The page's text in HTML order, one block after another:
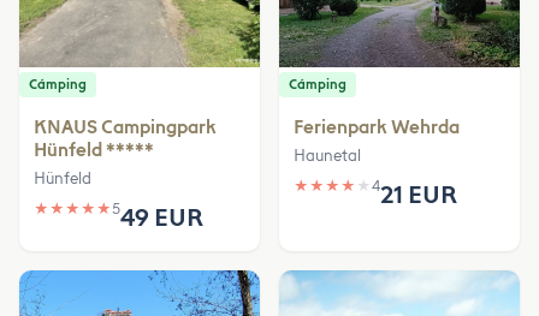
Cámping
KNAUS Campingpark
Hünfeld *****
Hünfeld
★ ★ ★ ★ ★549 EUR
Cámping
Ferienpark Wehrda
Haunetal
★ ★ ★ ★ ★ 421 EUR